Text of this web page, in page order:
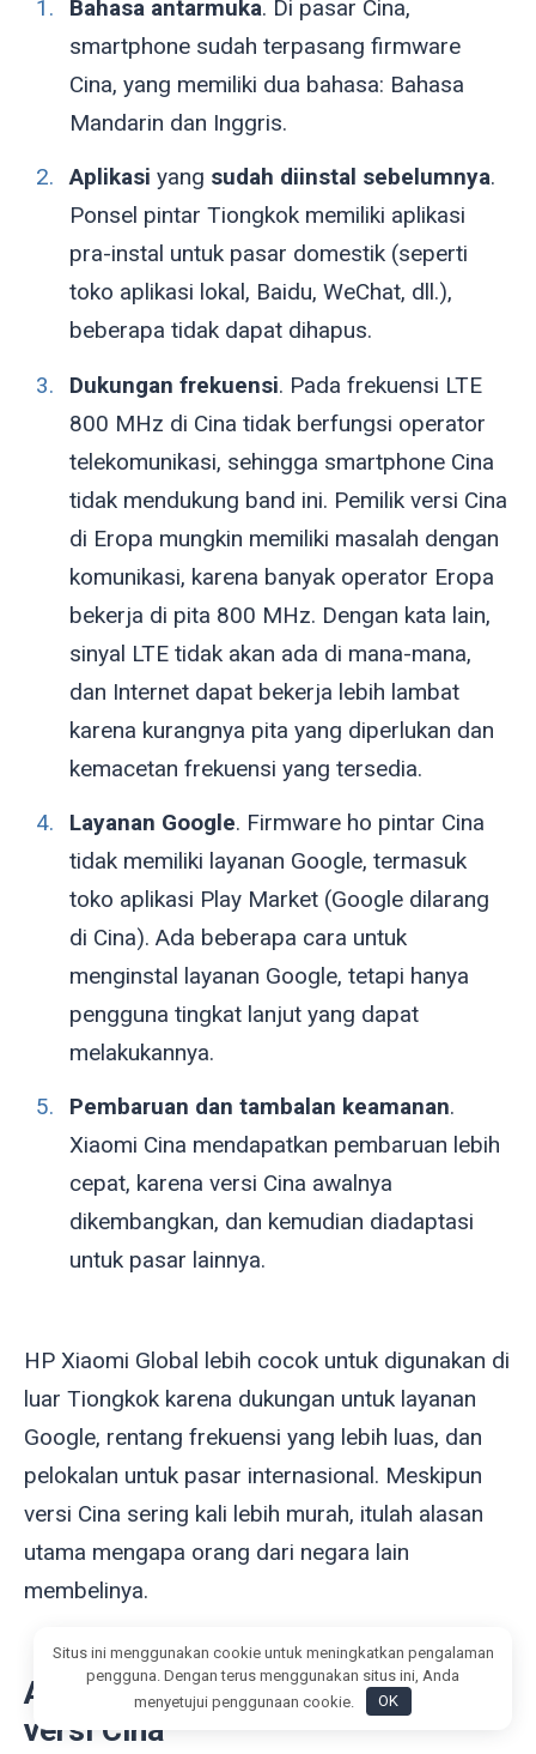
Bahasa antarmuka. Di pasar Cina,
smartphone sudah terpasang firmware
Cina, yang memiliki dua bahasa: Bahasa
Mandarin dan Inggris.
Aplikasi yang sudah diinstal sebelumnya.
Ponsel pintar Tiongkok memiliki aplikasi
pra-instal untuk pasar domestik (seperti
toko aplikasi lokal, Baidu, WeChat, dll.),
beberapa tidak dapat dihapus.
Dukungan frekuensi. Pada frekuensi LTE
800 MHz di Cina tidak berfungsi operator
telekomunikasi, sehingga smartphone Cina
tidak mendukung band ini. Pemilik versi Cina
di Eropa mungkin memiliki masalah dengan
komunikasi, karena banyak operator Eropa
bekerja di pita 800 MHz. Dengan kata lain,
sinyal LTE tidak akan ada di mana-mana,
dan Internet dapat bekerja lebih lambat
karena kurangnya pita yang diperlukan dan
kemacetan frekuensi yang tersedia.
Layanan Google. Firmware ho pintar Cina
tidak memiliki layanan Google, termasuk
toko aplikasi Play Market (Google dilarang
di Cina). Ada beberapa cara untuk
menginstal layanan Google, tetapi hanya
pengguna tingkat lanjut yang dapat
melakukannya.
Pembaruan dan tambalan keamanan.
Xiaomi Cina mendapatkan pembaruan lebih
cepat, karena versi Cina awalnya
dikembangkan, dan kemudian diadaptasi
untuk pasar lainnya.
HP Xiaomi Global lebih cocok untuk digunakan di
luar Tiongkok karena dukungan untuk layanan
Google, rentang frekuensi yang lebih luas, dan
pelokalan untuk pasar internasional. Meskipun
versi Cina sering kali lebih murah, itulah alasan
utama mengapa orang dari negara lain
membelinya.
Apakah layak membeli Xiaomi
versi Cina
Situs ini menggunakan cookie untuk meningkatkan pengalaman
pengguna. Dengan terus menggunakan situs ini, Anda
menyetujui penggunaan cookie.
OK